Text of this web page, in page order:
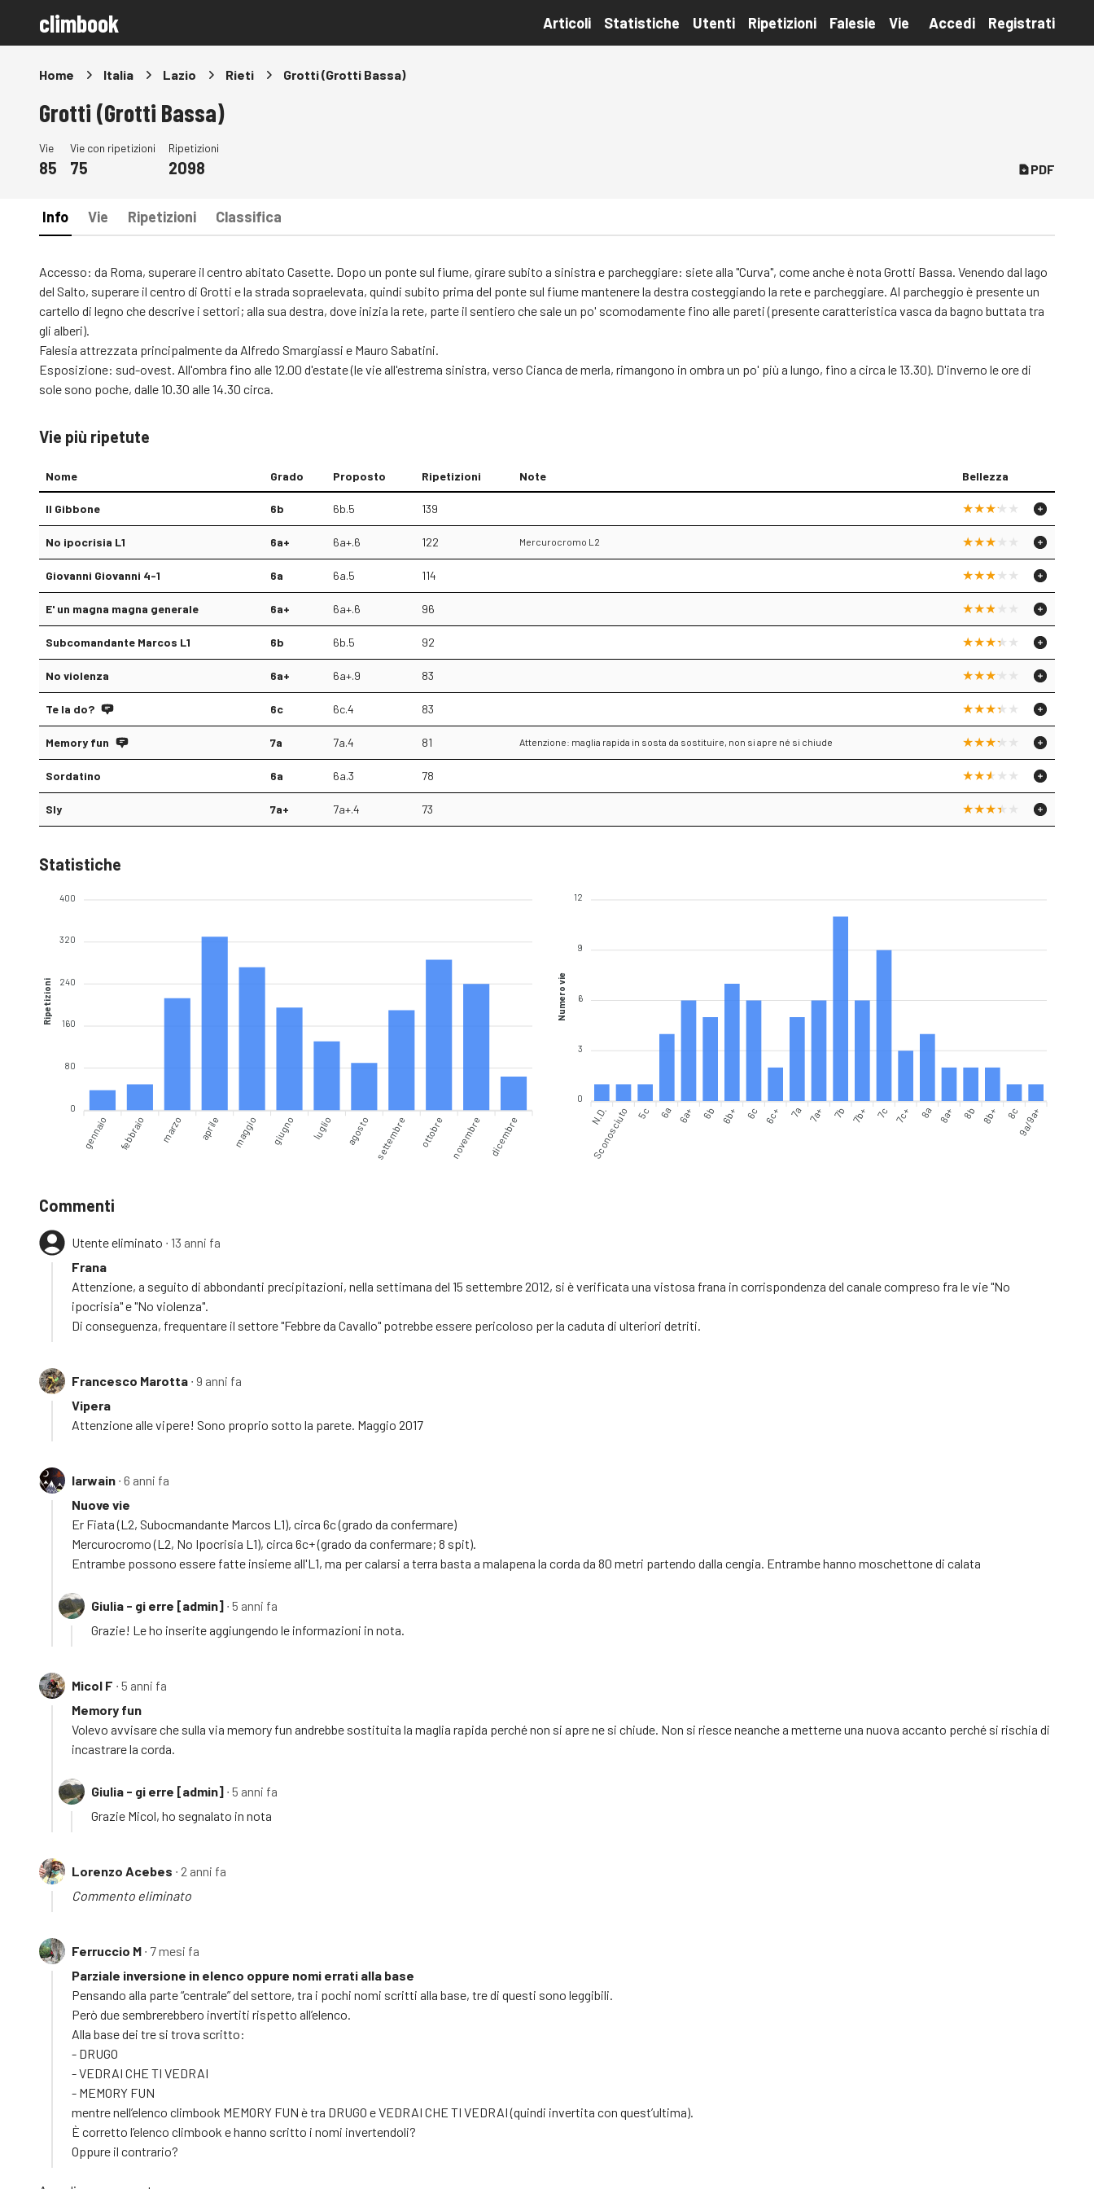
climbook Articoli Statistiche Utenti Ripetizioni Falesie Vie Accedi Registrati
Home Italia Lazio Rieti Grotti (Grotti Bassa)
Grotti (Grotti Bassa)
Vie
85
Vie con ripetizioni
75
Ripetizioni
2098 PDF
Info Vie Ripetizioni Classifica
Accesso: da Roma, superare il centro abitato Casette. Dopo un ponte sul fiume, girare subito a sinistra e parcheggiare: siete alla "Curva", come anche è nota Grotti Bassa. Venendo dal lago
del Salto, superare il centro di Grotti e la strada sopraelevata, quindi subito prima del ponte sul fiume mantenere la destra costeggiando la rete e parcheggiare. Al parcheggio è presente un
cartello di legno che descrive i settori; alla sua destra, dove inizia la rete, parte il sentiero che sale un po' scomodamente fino alle pareti (presente caratteristica vasca da bagno buttata tra
gli alberi).
Falesia attrezzata principalmente da Alfredo Smargiassi e Mauro Sabatini.
Esposizione: sud-ovest. All'ombra fino alle 12.00 d'estate (le vie all'estrema sinistra, verso Cianca de merla, rimangono in ombra un po' più a lungo, fino a circa le 13.30). D'inverno le ore di
sole sono poche, dalle 10.30 alle 14.30 circa.
Vie più ripetute
Nome Grado Proposto Ripetizioni Note Bellezza
Il Gibbone 6b 6b.5 139
No ipocrisia L1 6a+ 6a+.6 122 Mercurocromo L2
Giovanni Giovanni 4-1 6a 6a.5 114
E' un magna magna generale 6a+ 6a+.6 96
Subcomandante Marcos L1 6b 6b.5 92
No violenza 6a+ 6a+.9 83
Te la do? 6c 6c.4 83
Memory fun 7a 7a.4 81 Attenzione: maglia rapida in sosta da sostituire, non si apre né si chiude
Sordatino 6a 6a.3 78
Sly 7a+ 7a+.4 73
Statistiche
400
320
240
160
80
0
Ripetizioni
gennaio febbraio marzo aprile maggio giugno luglio agosto settembre ottobre novembre dicembre
12
9
6
3
0
Numero vie
N.D.
Sconosciuto 5c 6a 6a+ 6b 6b+ 6c 6c+ 7a 7a+ 7b 7b+ 7c 7c+ 8a 8a+ 8b 8b+ 8c9a/9a+
Commenti
Utente eliminato ∙ 13 anni fa
Frana
Attenzione, a seguito di abbondanti precipitazioni, nella settimana del 15 settembre 2012, si è verificata una vistosa frana in corrispondenza del canale compreso fra le vie "No
ipocrisia" e "No violenza".
Di conseguenza, frequentare il settore "Febbre da Cavallo" potrebbe essere pericoloso per la caduta di ulteriori detriti.
Francesco Marotta ∙ 9 anni fa
Vipera
Attenzione alle vipere! Sono proprio sotto la parete. Maggio 2017
Iarwain ∙ 6 anni fa
Nuove vie
Er Fiata (L2, Subocmandante Marcos L1), circa 6c (grado da confermare)
Mercurocromo (L2, No Ipocrisia L1), circa 6c+ (grado da confermare; 8 spit).
Entrambe possono essere fatte insieme all'L1, ma per calarsi a terra basta a malapena la corda da 80 metri partendo dalla cengia. Entrambe hanno moschettone di calata
Giulia - gi erre [admin] ∙ 5 anni fa
Grazie! Le ho inserite aggiungendo le informazioni in nota.
Micol F ∙ 5 anni fa
Memory fun
Volevo avvisare che sulla via memory fun andrebbe sostituita la maglia rapida perché non si apre ne si chiude. Non si riesce neanche a metterne una nuova accanto perché si rischia di
incastrare la corda.
Giulia - gi erre [admin] ∙ 5 anni fa
Grazie Micol, ho segnalato in nota
Lorenzo Acebes ∙ 2 anni fa
Commento eliminato
Ferruccio M ∙ 7 mesi fa
Parziale inversione in elenco oppure nomi errati alla base
Pensando alla parte “centrale” del settore, tra i pochi nomi scritti alla base, tre di questi sono leggibili.
Però due sembrerebbero invertiti rispetto all’elenco.
Alla base dei tre si trova scritto:
- DRUGO
- VEDRAI CHE TI VEDRAI
- MEMORY FUN
mentre nell’elenco climbook MEMORY FUN è tra DRUGO e VEDRAI CHE TI VEDRAI (quindi invertita con quest’ultima).
È corretto l’elenco climbook e hanno scritto i nomi invertendoli?
Oppure il contrario?